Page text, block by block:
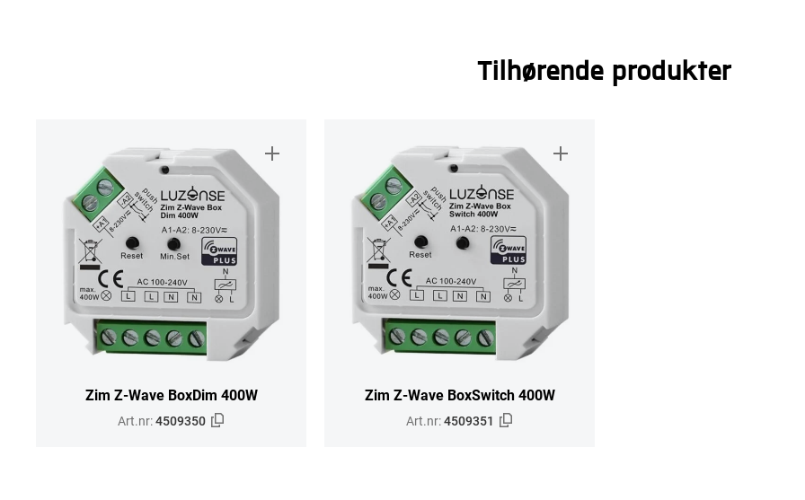
Tilhørende produkter
Zim Z-Wave BoxDim 400W
Art.nr:4509350
Zim Z-Wave BoxSwitch 400W
Art.nr:4509351